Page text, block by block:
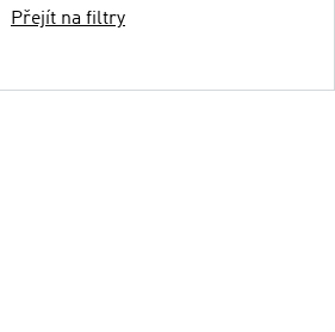
Přejít na filtry